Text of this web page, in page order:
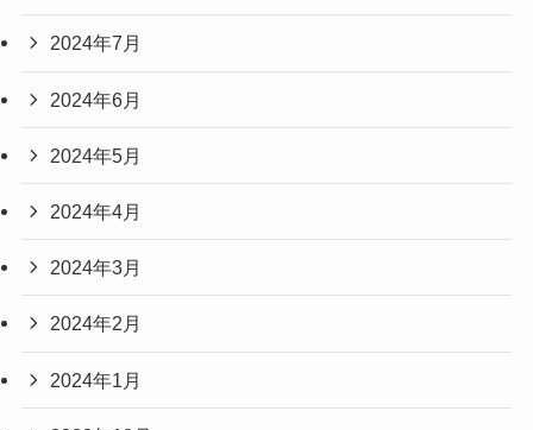
2024年7月
2024年6月
2024年5月
2024年4月
2024年3月
2024年2月
2024年1月